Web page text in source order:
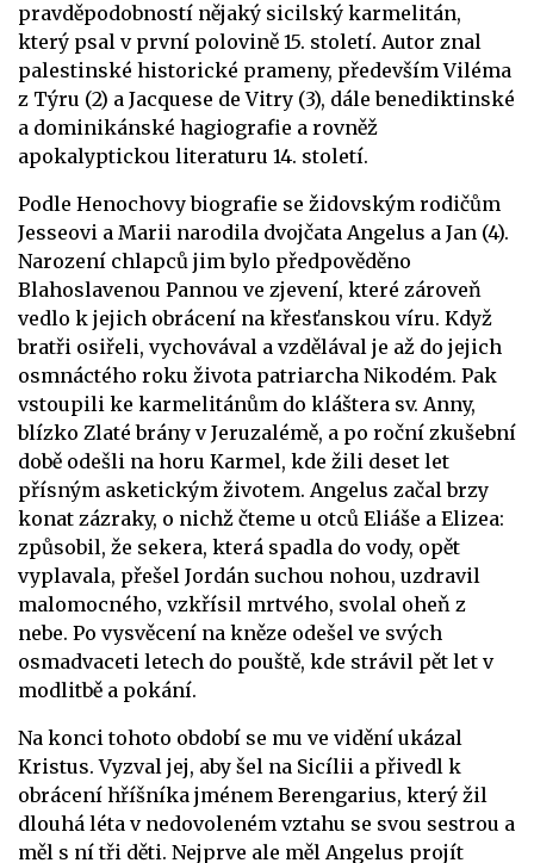
pravděpodobností nějaký sicilský karmelitán,
který psal v první polovině 15. století. Autor znal
palestinské historické prameny, především Viléma
z Týru (2) a Jacquese de Vitry (3), dále benediktinské
a dominikánské hagiografie a rovněž
apokalyptickou literaturu 14. století.
Podle Henochovy biografie se židovským rodičům
Jesseovi a Marii narodila dvojčata Angelus a Jan (4).
Narození chlapců jim bylo předpověděno
Blahoslavenou Pannou ve zjevení, které zároveň
vedlo k jejich obrácení na křesťanskou víru. Když
bratři osiřeli, vychovával a vzdělával je až do jejich
osmnáctého roku života patriarcha Nikodém. Pak
vstoupili ke karmelitánům do kláštera sv. Anny,
blízko Zlaté brány v Jeruzalémě, a po roční zkušební
době odešli na horu Karmel, kde žili deset let
přísným asketickým životem. Angelus začal brzy
konat zázraky, o nichž čteme u otců Eliáše a Elizea:
způsobil, že sekera, která spadla do vody, opět
vyplavala, přešel Jordán suchou nohou, uzdravil
malomocného, vzkřísil mrtvého, svolal oheň z
nebe. Po vysvěcení na kněze odešel ve svých
osmadvaceti letech do pouště, kde strávil pět let v
modlitbě a pokání.
Na konci tohoto období se mu ve vidění ukázal
Kristus. Vyzval jej, aby šel na Sicílii a přivedl k
obrácení hříšníka jménem Berengarius, který žil
dlouhá léta v nedovoleném vztahu se svou sestrou a
měl s ní tři děti. Nejprve ale měl Angelus projít